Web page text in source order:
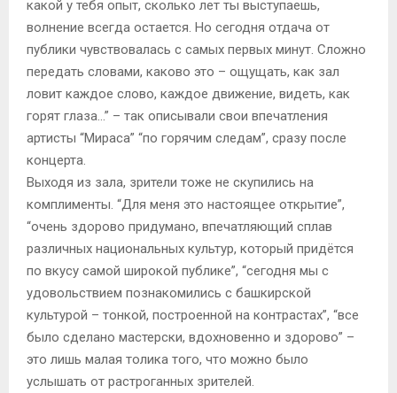
какой у тебя опыт, сколько лет ты выступаешь,
волнение всегда остается. Но сегодня отдача от
публики чувствовалась с самых первых минут. Сложно
передать словами, каково это – ощущать, как зал
ловит каждое слово, каждое движение, видеть, как
горят глаза…” – так описывали свои впечатления
артисты “Мираса” “по горячим следам”, сразу после
концерта.
Выходя из зала, зрители тоже не скупились на
комплименты. “Для меня это настоящее открытие”,
“очень здорово придумано, впечатляющий сплав
различных национальных культур, который придётся
по вкусу самой широкой публике”, “сегодня мы с
удовольствием познакомились с башкирской
культурой – тонкой, построенной на контрастах”, “все
было сделано мастерски, вдохновенно и здорово” –
это лишь малая толика того, что можно было
услышать от растроганных зрителей.